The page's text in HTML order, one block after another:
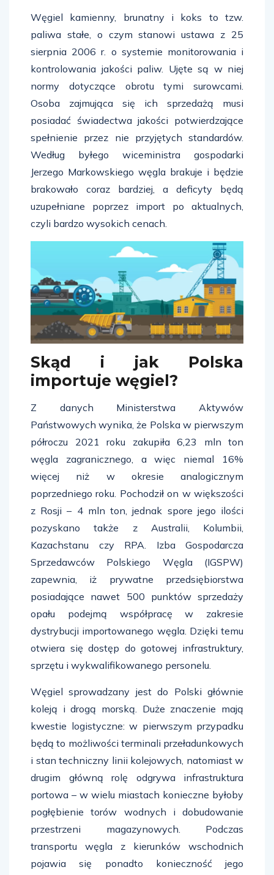
Węgiel kamienny, brunatny i koks to tzw.
paliwa stałe, o czym stanowi ustawa z 25
sierpnia 2006 r. o systemie monitorowania i
kontrolowania jakości paliw. Ujęte są w niej
normy dotyczące obrotu tymi surowcami.
Osoba zajmująca się ich sprzedażą musi
posiadać świadectwa jakości potwierdzające
spełnienie przez nie przyjętych standardów.
Według byłego wiceministra gospodarki
Jerzego Markowskiego węgla brakuje i będzie
brakowało coraz bardziej, a deficyty będą
uzupełniane poprzez import po aktualnych,
czyli bardzo wysokich cenach.
Skąd i jak Polska
importuje węgiel?
Z danych Ministerstwa Aktywów
Państwowych wynika, że Polska w pierwszym
półroczu 2021 roku zakupiła 6,23 mln ton
węgla zagranicznego, a więc niemal 16%
więcej niż w okresie analogicznym
poprzedniego roku. Pochodził on w większości
z Rosji – 4 mln ton, jednak spore jego ilości
pozyskano także z Australii, Kolumbii,
Kazachstanu czy RPA. Izba Gospodarcza
Sprzedawców Polskiego Węgla (IGSPW)
zapewnia, iż prywatne przedsiębiorstwa
posiadające nawet 500 punktów sprzedaży
opału podejmą współpracę w zakresie
dystrybucji importowanego węgla. Dzięki temu
otwiera się dostęp do gotowej infrastruktury,
sprzętu i wykwalifikowanego personelu.
Węgiel sprowadzany jest do Polski głównie
koleją i drogą morską. Duże znaczenie mają
kwestie logistyczne: w pierwszym przypadku
będą to możliwości terminali przeładunkowych
i stan techniczny linii kolejowych, natomiast w
drugim główną rolę odgrywa infrastruktura
portowa – w wielu miastach konieczne byłoby
pogłębienie torów wodnych i dobudowanie
przestrzeni magazynowych. Podczas
transportu węgla z kierunków wschodnich
pojawia się ponadto konieczność jego